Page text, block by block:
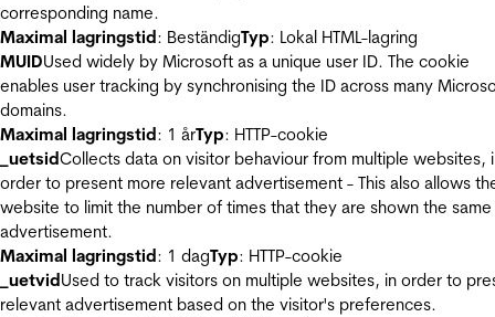
corresponding name.
Maximal lagringstid: BeständigTyp: Lokal HTML-lagring
MUIDUsed widely by Microsoft as a unique user ID. The cookie
enables user tracking by synchronising the ID across many
domains.
Maximal lagringstid: 1 årTyp: HTTP-cookie
_uetsidCollects data on visitor behaviour from multiple websites,
order to present more relevant advertisement - This also allows
website to limit the number of times that they are shown the same
advertisement.
Maximal lagringstid: 1 dagTyp: HTTP-cookie
_uetvidUsed to track visitors on multiple websites, in order to
relevant advertisement based on the visitor's preferences.